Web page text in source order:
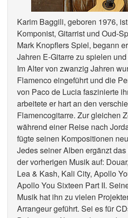
Karim Baggili, geboren 1976,
Komponist, Gitarrist und Oud-
Mark Knopflers Spiel, begann
Jahren E-Gitarre zu spielen
Im Alter von zwanzig Jahren
Flamenco eingeführt und die
von Paco de Lucia faszinierte
arbeitete er hart an den
Flamencogitarre. Zur gleichen
während einer Reise nach
fügte seinen Kompositionen
Jedes seiner Alben ergänzt
der vorherigen Musik auf:
Lea & Kash, Kali City, Apollo
Apollo You Sixteen Part II.
Musik hat ihn zu vielen
Arrangeur geführt. Sei es für